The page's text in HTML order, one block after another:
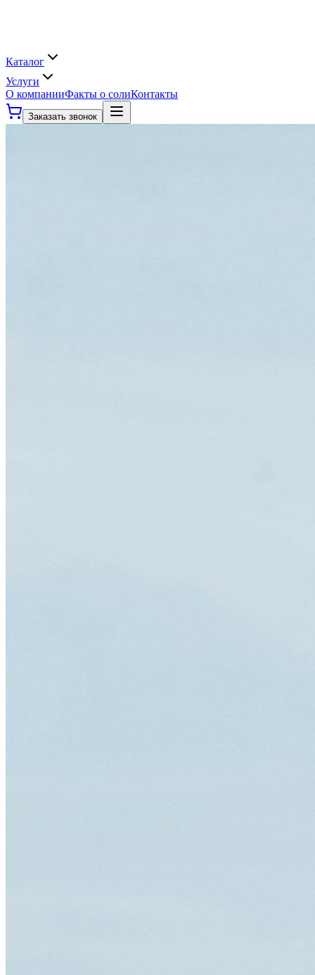
Каталог
Услуги
О компанииФакты о солиКонтакты
Заказать звонок